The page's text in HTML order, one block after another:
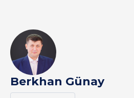
Berkhan Günay